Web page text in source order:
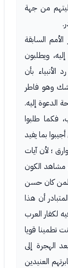
من جهة
السابقة
ويطلبون
بأن
شك وهو فاطر
الدعوة إليه.
فكما طلبوا
بما يفيد
؛ لأن آيات
مشاهد الكون
لمن كان حسن
أن هذا
لكفار العرب
تطمينا قويا
الهجرة إلى
العنيدين